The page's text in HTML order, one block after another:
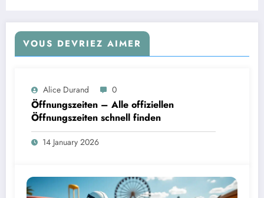
VOUS DEVRIEZ AIMER
Alice Durand 0
Öffnungszeiten – Alle offiziellen
Öffnungszeiten schnell finden
14 January 2026